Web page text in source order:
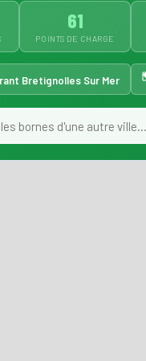
61
POINTS DE CHARGE
Bretignolles Sur Mer